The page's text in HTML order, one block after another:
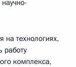
на технологиях,
работу
комплекса,